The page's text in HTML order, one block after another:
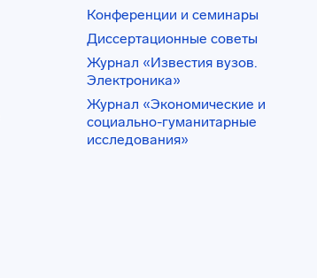
Конференции и семинары
Диссертационные советы
Журнал «Известия вузов.
Электроника»
Журнал «Экономические и
социально-гуманитарные
исследования»